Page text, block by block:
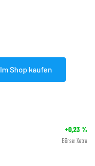
Im Shop kaufen
+0,23%
Börse: Xetra